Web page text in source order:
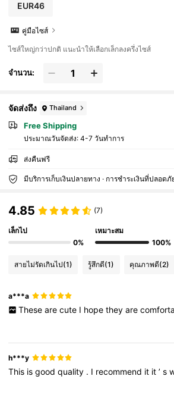
EUR46
คู่มือไซส์
ไซส์ใหญ่กว่าปกติ แนะนำให้เลือกเล็กลงครึ่งไซส์
จำนวน:
จัดส่งถึง Thailand
Free Shipping
ประมาณวันจัดส่ง: 4-7 วันทำการ
ส่งคืนฟรี
4.85 (7)
เล็กไป
0%
เหมาะสม
100%
สายไม่รัดเกินไป(1) รู้สึกดี(1) คุณภาพดี(2)
a***a
These are cute I hope they are
h***y
This isgoodquality . I recommend it it’s